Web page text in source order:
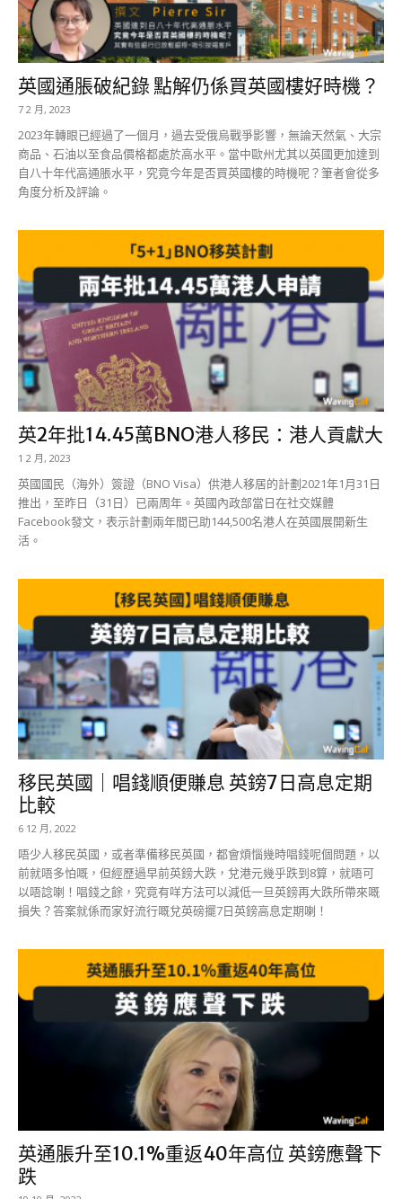
英國通脹破紀錄 點解仍係買英國樓好時機？
7 2 月, 2023
2023年轉眼已經過了一個月，過去受俄烏戰爭影響，無論天然氣、大宗
商品、石油以至食品價格都處於高水平。當中歐州尤其以英國更加達到
自八十年代高通脹水平，究竟今年是否買英國樓的時機呢？筆者會從多
角度分析及評論。
英2年批14.45萬BNO港人移民：港人貢獻大
1 2 月, 2023
英國國民（海外）簽證（BNO Visa）供港人移居的計劃2021年1月31日
推出，至昨日（31日）已兩周年。英國內政部當日在社交媒體
Facebook發文，表示計劃兩年間已助144,500名港人在英國展開新生
活。
移民英國｜唱錢順便賺息 英鎊7日高息定期
比較
6 12 月, 2022
唔少人移民英國，或者準備移民英國，都會煩惱幾時唱錢呢個問題，以
前就唔多怕嘅，但經歷過早前英鎊大跌，兌港元幾乎跌到8算，就唔可
以唔諗喇！唱錢之餘，究竟有咩方法可以減低一旦英鎊再大跌所帶來嘅
損失？答案就係而家好流行嘅兌英磅擺7日英鎊高息定期喇！
英通脹升至10.1%重返40年高位 英鎊應聲下
跌